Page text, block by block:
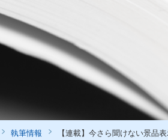
執筆情報 【連載】今さら聞けない景品